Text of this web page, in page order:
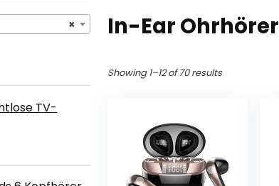
×
TV-
In-Ear Ohrhörer
Showing 1–12 of 70 results